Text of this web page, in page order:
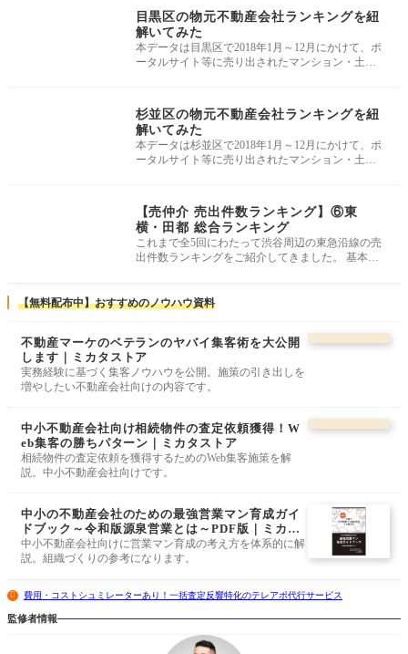
目黒区の物元不動産会社ランキングを紐
解いてみた
本データは目黒区で2018年1月～12月にかけて、ポ
ータルサイト等に売り出されたマンション・土
杉並区の物元不動産会社ランキングを紐
解いてみた
本データは杉並区で2018年1月～12月にかけて、ポ
ータルサイト等に売り出されたマンション・土
【売仲介 売出件数ランキング】⑥東
横・田都 総合ランキング
これまで全5回にわたって渋谷周辺の東急沿線の売
出件数ランキングをご紹介してきました。 基本的
【無料配布中】おすすめのノウハウ資料
不動産マーケのベテランのヤバイ集客術を大公開
します｜ミカタストア
実務経験に基づく集客ノウハウを公開。施策の引き出しを
増やしたい不動産会社向けの内容です。
中小不動産会社向け相続物件の査定依頼獲得！W
eb集客の勝ちパターン｜ミカタストア
相続物件の査定依頼を獲得するためのWeb集客施策を解
説。中小不動産会社向けです。
中小の不動産会社のための最強営業マン育成ガイ
ドブック～令和版源泉営業とは～PDF版｜ミカタ
ストア
中小不動産会社向けに営業マン育成の考え方を体系的に解
説。組織づくりの参考になります。
費用・コストシュミレーターあり！一括査定反響特化のテレアポ代行サービス
監修者情報